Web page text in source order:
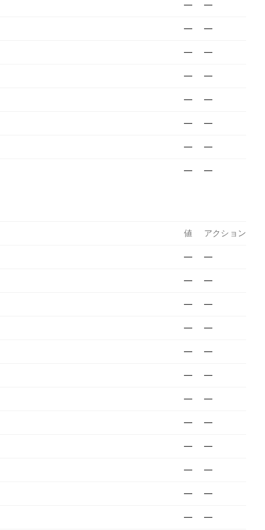
— —
— —
— —
— —
— —
— —
— —
— —
値 アクション
— —
— —
— —
— —
— —
— —
— —
— —
— —
— —
— —
— —